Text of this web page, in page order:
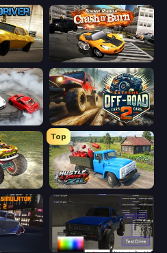
Burnin' Rubber Crash n' Burn
Extreme Offroad Cars 2
Real Simulator: Monster Truck
Top
Hustle & Drift in ZIL
Car Inspector: Truck